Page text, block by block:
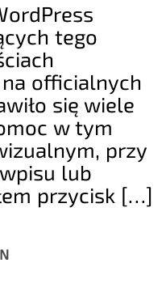
tego
officialnych
się wiele
w tym
przy
lub
przycisk […]